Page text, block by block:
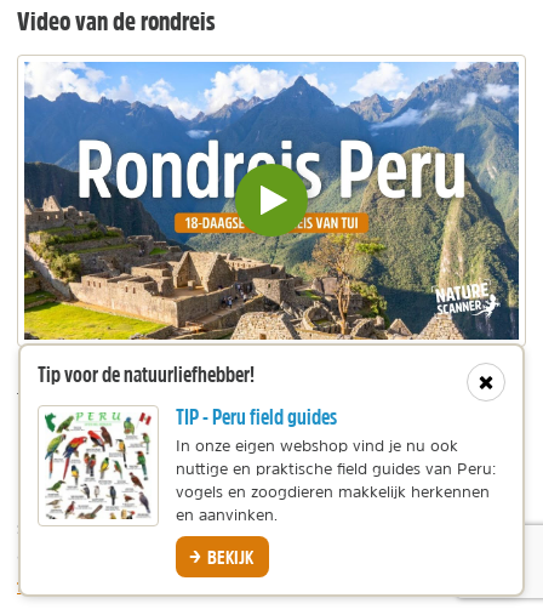
Video van de rondreis
Video
inladen
en
afspelen
In deze video laten we je zien wat je te wachten staat
tijdens de rondreis van TUI.
Rondreis Peru boeken
Deze 18-daagse rondreis door Peru maakte ik in
samenwerking met TUI Nederland
groepsrondreizen hebben zij ook individuele reizen als
fly-drive
Sluit
Tip voor de natuurliefhebber!
TIP - Peru field guides
In onze eigen webshop vind je nu ook
nuttige en praktische field guides van Peru:
vogels en zoogdieren makkelijk herkennen
en aanvinken.
BEKIJK